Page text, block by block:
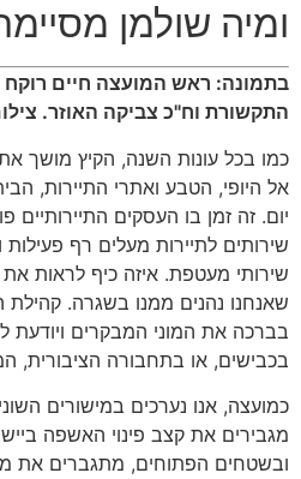
ומיה שולמן
בתמונה: ראש המועצה חיים רוקח
התקשורת וח"כ צביקה האוזר.
כמו בכל עונות השנה, הקיץ מושך
אל היופי, הטבע ואתרי התיירות,
יום. זה זמן בו העסקים התיירותיים
שירותים לתיירות מעלים רף פעילות
שירותי מעטפת. איזה כיף לראות
שאנחנו נהנים ממנו בשגרה. קהילת
בברכה את המוני המבקרים ויודעת
בכבישים, או בתחבורה הציבורית,
כמועצה, אנו נערכים במישורים
מגבירים את קצב פינוי האשפה
ובשטחים הפתוחים, מתגברים את